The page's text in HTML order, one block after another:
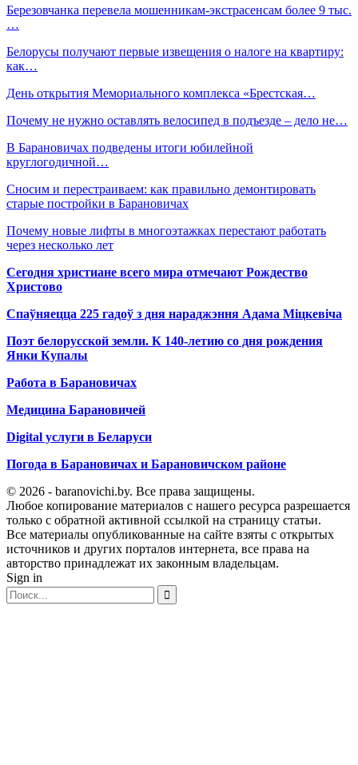
Березовчанка перевела мошенникам-экстрасенсам более 9 тыс.
…
Белорусы получают первые извещения о налоге на квартиру:
как…
День открытия Мемориального комплекса «Брестская…
Почему не нужно оставлять велосипед в подъезде – дело не…
В Барановичах подведены итоги юбилейной
круглогодичной…
Сносим и перестраиваем: как правильно демонтировать
старые постройки в Барановичах
Почему новые лифты в многоэтажках перестают работать
через несколько лет
Сегодня христиане всего мира отмечают Рождество
Христово
Спаўняецца 225 гадоў з дня нараджэння Адама Міцкевіча
Поэт белорусской земли. К 140-летию со дня рождения
Янки Купалы
Работа в Барановичах
Медицина Барановичей
Digital услуги в Беларуси
Погода в Барановичах и Барановичском районе
© 2026 - baranovichi.by. Все права защищены.
Любое копирование материалов с нашего ресурса разрешается
только с обратной активной ссылкой на страницу статьи.
Все материалы опубликованные на сайте взяты с открытых
источников и других порталов интернета, все права на
авторство принадлежат их законным владельцам.
Sign in